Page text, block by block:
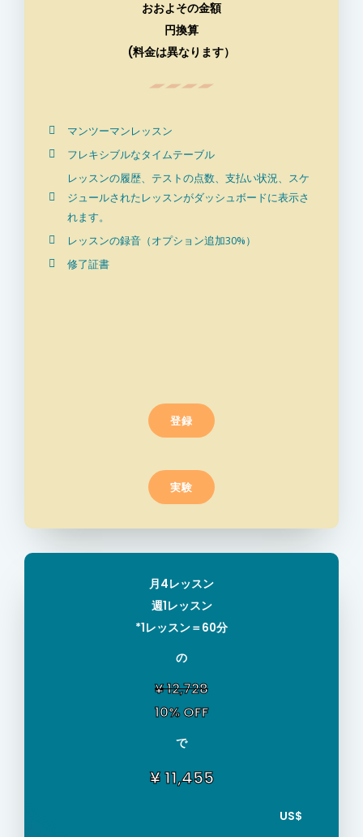
おおよその金額
円換算
(料金は異なります）
マンツーマンレッスン
フレキシブルなタイムテーブル
レッスンの履歴、テストの点数、支払い状況、スケ
ジュールされたレッスンがダッシュボードに表示さ
れます。
レッスンの録音（オプション追加30%）
修了証書
登録
実験
月4レッスン
週1レッスン
*1レッスン＝60分
の
¥ 12,728
10% OFF
で
¥ 11,455
US$